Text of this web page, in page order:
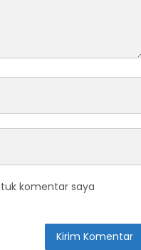
komentar saya